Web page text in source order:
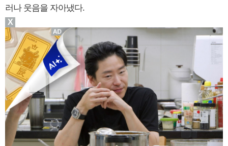
러나 웃음을 자아냈다.
X